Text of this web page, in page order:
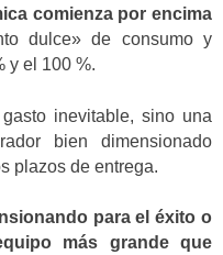
comienza por encima
dulce» de consumo y
y el 100 %.
inevitable, sino una
bien dimensionado
plazos de entrega.
para el éxito o
más grande que